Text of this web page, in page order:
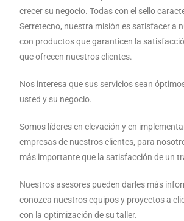
crecer su negocio. Todas con el sello
Serretecno, nuestra misión es satisfacer a
con productos que garanticen la
que ofrecen nuestros clientes.
Nos interesa que sus servicios sean
usted y su negocio.
Somos líderes en elevación y en
empresas de nuestros clientes, para
más importante que la satisfacción de un
Nuestros asesores pueden darles más
conozca nuestros equipos y proyectos a
con la optimización de su taller.